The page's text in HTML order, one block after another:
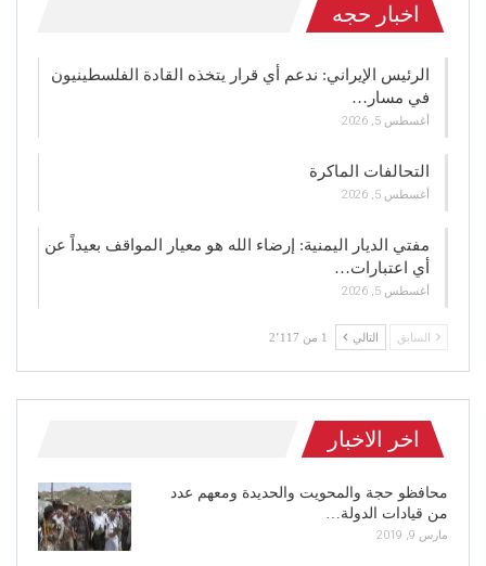
اخبار حجه
الرئيس الإيراني: ندعم أي قرار يتخذه القادة الفلسطينيون
في مسار…
أغسطس 5, 2026
التحالفات الماكرة
أغسطس 5, 2026
مفتي الديار اليمنية: إرضاء الله هو معيار المواقف بعيداً عن
أي اعتبارات…
أغسطس 5, 2026
السابق التالي 1 من 2٬117
اخر الاخبار
محافظو حجة والمحويت والحديدة ومعهم عدد
من قيادات الدولة…
مارس 9, 2019